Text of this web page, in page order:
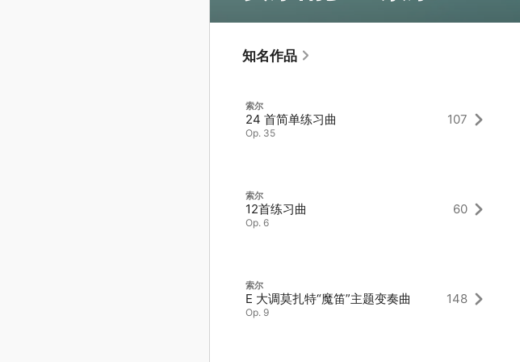
知名作品
索尔
24 首简单练习曲
Op. 35
107
索尔
12首练习曲
Op. 6
60
索尔
E 大调莫扎特“魔笛”主题变奏曲
Op. 9
148